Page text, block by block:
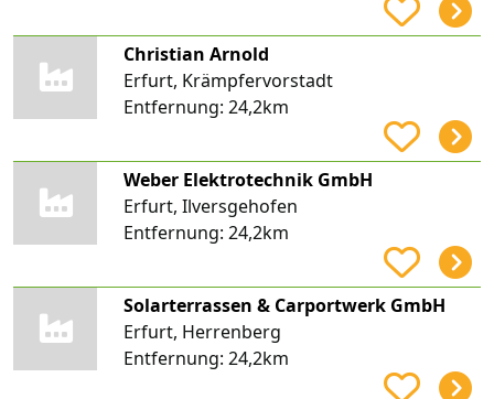
Christian Arnold
Erfurt, Krämpfervorstadt
Entfernung: 24,2km
Weber Elektrotechnik GmbH
Erfurt, Ilversgehofen
Entfernung: 24,2km
Solarterrassen & Carportwerk GmbH
Erfurt, Herrenberg
Entfernung: 24,2km